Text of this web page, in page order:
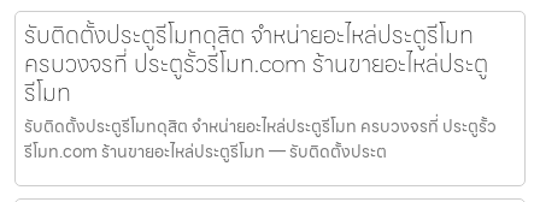
รับติดตั้งประตูรีโมทดุสิต จำหน่ายอะไหล่ประตูรีโมท
ครบวงจรที่ ประตูรั้วรีโมท.com ร้านขายอะไหล่ประตู
รีโมท
รับติดตั้งประตูรีโมทดุสิต จำหน่ายอะไหล่ประตูรีโมท ครบวงจรที่ ประตูรั้ว
รีโมท.com ร้านขายอะไหล่ประตูรีโมท — รับติดตั้งประต